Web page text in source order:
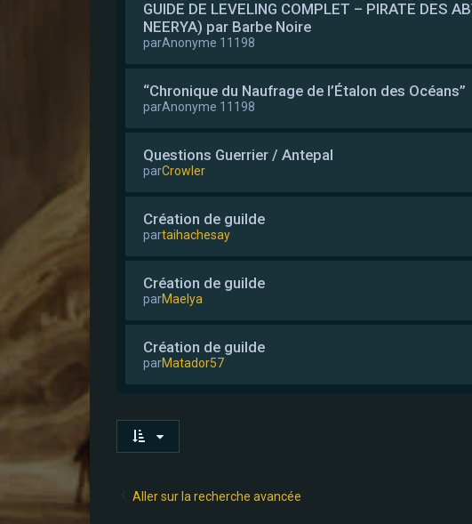
GUIDE DE LEVELING COMPLET – PIRATE DES
NEERYA) par Barbe Noire
parAnonyme 11198
“Chronique du Naufrage de l’Étalon des Océans”
parAnonyme 11198
Questions Guerrier / Antepal
parCrowler
Création de guilde
partaihachesay
Création de guilde
parMaelya
Création de guilde
parMatador57
Aller sur la recherche avancée